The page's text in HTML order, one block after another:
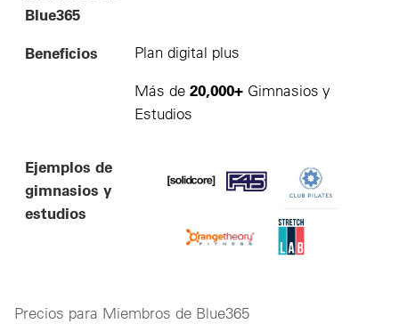
Precios para Miembros de Blue365
Blue365
Beneficios Plan digital plus
Más de 20,000+Gimnasios y
Estudios
Ejemplos de
gimnasios y
estudios